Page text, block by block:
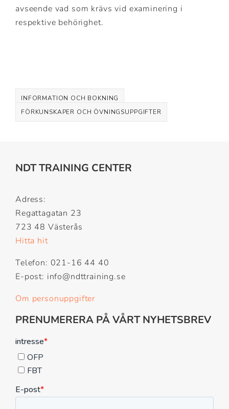
avseende vad som krävs vid examinering i
respektive behörighet.
INFORMATION OCH BOKNING
FÖRKUNSKAPER OCH ÖVNINGSUPPGIFTER
NDT TRAINING CENTER
Adress:
Regattagatan 23
723 48 Västerås
Hitta hit
Telefon: 021-16 44 40
E-post: info@ndttraining.se
Om personuppgifter
PRENUMERERA PÅ VÅRT NYHETSBREV